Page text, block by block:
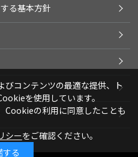
る基本方針
びコンテンツの最適な提供、ト
を使用しています。
Cookieの利用に同意したことも
シーをご確認ください。
する